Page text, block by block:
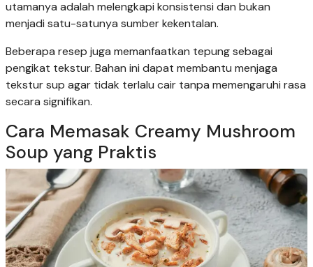
utamanya adalah melengkapi konsistensi dan bukan
menjadi satu-satunya sumber kekentalan.
Beberapa resep juga memanfaatkan tepung sebagai
pengikat tekstur. Bahan ini dapat membantu menjaga
tekstur sup agar tidak terlalu cair tanpa memengaruhi rasa
secara signifikan.
Cara Memasak Creamy Mushroom
Soup yang Praktis